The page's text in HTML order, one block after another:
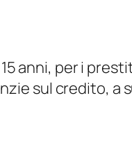
anni, per i
sul credito,